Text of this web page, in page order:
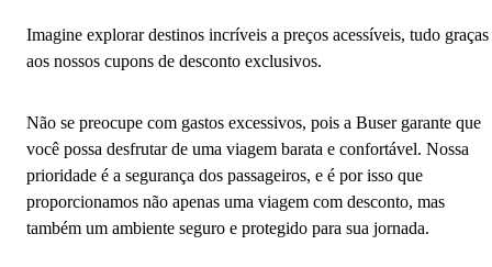
Imagine explorar destinos incríveis a preços acessíveis, tudo graças
aos nossos cupons de desconto exclusivos.
Não se preocupe com gastos excessivos, pois a Buser garante que
você possa desfrutar de uma viagem barata e confortável. Nossa
prioridade é a segurança dos passageiros, e é por isso que
proporcionamos não apenas uma viagem com desconto, mas
também um ambiente seguro e protegido para sua jornada.